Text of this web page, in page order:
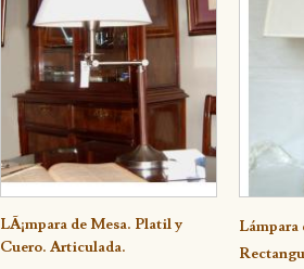
Detalle
LÃ¡mpara de Mesa. Platil y
Cuero. Articulada.
Lámpara